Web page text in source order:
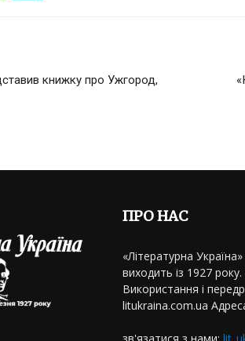
книжку про Ужгород,
ПРО НАС
«Літературна
виходить із 1927
Використання і
litukraina.com.ua
зв'язатися з нами: